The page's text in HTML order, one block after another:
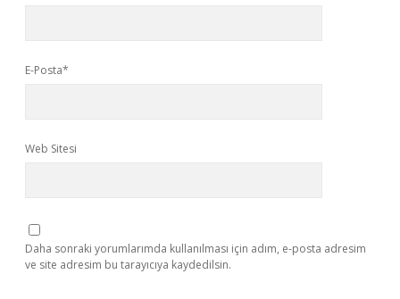
E-Posta*
Web Sitesi
Daha sonraki yorumlarımda kullanılması için adım, e-posta adresim
ve site adresim bu tarayıcıya kaydedilsin.